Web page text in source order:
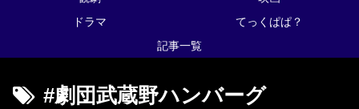
ドラマ
てっくぱぱ？
記事一覧
#劇団武蔵野ハンバーグ